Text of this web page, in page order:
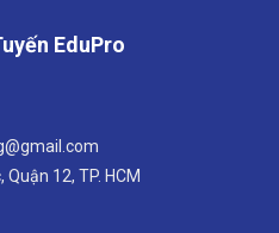
EduPro
12, TP. HCM